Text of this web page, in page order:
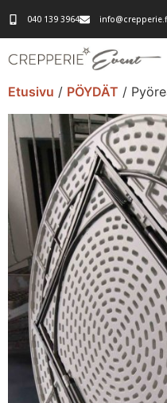
040 139 3964
Etusivu / PÖYDÄT /